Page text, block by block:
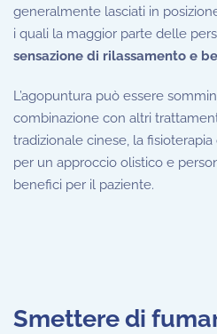
generalmente lasciati in
i quali la maggior parte delle
sensazione di rilassamento e
L’agopuntura può essere
combinazione con altri
tradizionale cinese, la
per un approccio olistico e
benefici per il paziente.
Smettere di